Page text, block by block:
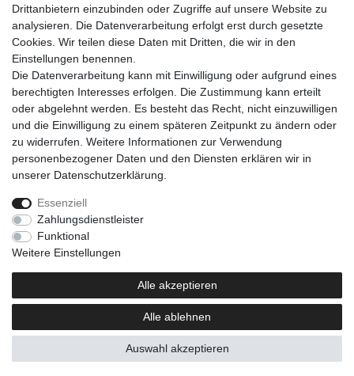
*inkl. ges. MwSt.zzgl. Versandkosten
Einkaufen
Zahlungsarten
Versandarten & -kosten
Warenkorb
Mein Konto
Anmelden
Registrieren
Unternehmen
Kontakt
Impressum
Drittanbietern einzubinden oder Zugriffe auf unsere Website zu
analysieren. Die Datenverarbeitung erfolgt erst durch gesetzte
Cookies. Wir teilen diese Daten mit Dritten, die wir in den
Einstellungen benennen.
Die Datenverarbeitung kann mit Einwilligung oder aufgrund eines
berechtigten Interesses erfolgen. Die Zustimmung kann erteilt
oder abgelehnt werden. Es besteht das Recht, nicht einzuwilligen
und die Einwilligung zu einem späteren Zeitpunkt zu ändern oder
zu widerrufen. Weitere Informationen zur Verwendung
personenbezogener Daten und den Diensten erklären wir in
unserer Daten­schutz­erklärung
Essenziell
Zahlungsdienstleister
Funktional
Weitere Einstellungen
Alle akzeptieren
Alle ablehnen
Auswahl akzeptieren